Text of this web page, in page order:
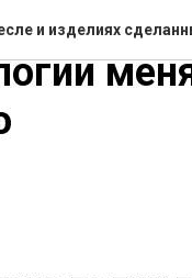
и изделиях